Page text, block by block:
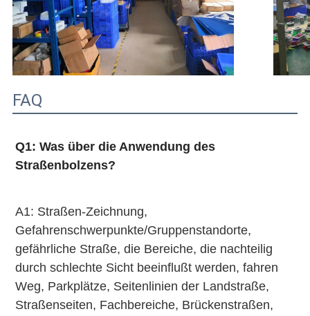
FAQ
Q1: Was über die Anwendung des
Straßenbolzens?
A1: Straßen-Zeichnung,
Gefahrenschwerpunkte/Gruppenstandorte,
gefährliche Straße, die Bereiche, die nachteilig
durch schlechte Sicht beeinflußt werden, fahren
Weg, Parkplätze, Seitenlinien der Landstraße,
Straßenseiten, Fachbereiche, Brückenstraßen,